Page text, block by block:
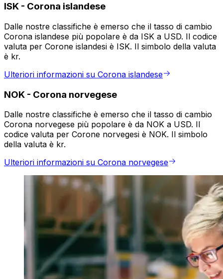
ISK - Corona islandese
Dalle nostre classifiche è emerso che il tasso di cambio
Corona islandese più popolare è da ISK a USD. Il codice
valuta per Corone islandesi è ISK. Il simbolo della valuta
è kr.
Ulteriori informazioni su Corona islandese
NOK - Corona norvegese
Dalle nostre classifiche è emerso che il tasso di cambio
Corona norvegese più popolare è da NOK a USD. Il
codice valuta per Corone norvegesi è NOK. Il simbolo
della valuta è kr.
Ulteriori informazioni su Corona norvegese